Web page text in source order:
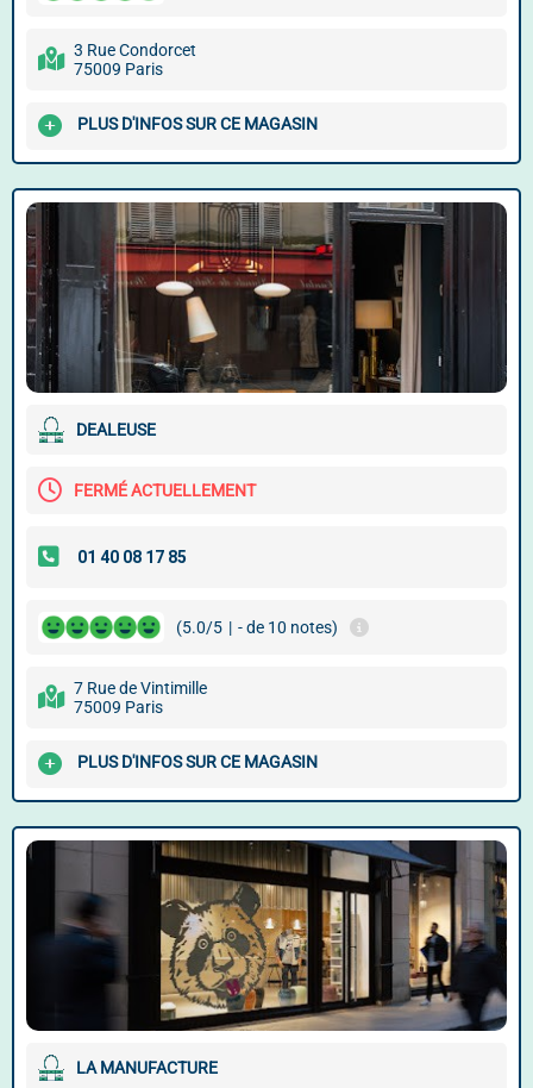
3 Rue Condorcet
75009 Paris
PLUS D'INFOS SUR CE MAGASIN
DEALEUSE
FERMÉ ACTUELLEMENT
(5.0/5 | - de 10 notes)
7 Rue de Vintimille
75009 Paris
PLUS D'INFOS SUR CE MAGASIN
LA MANUFACTURE